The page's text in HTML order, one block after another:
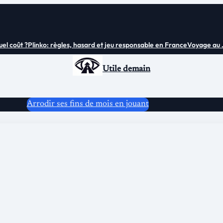
?Plinko: règles, hasard et jeu responsable en FranceVoyage au
Utile demain
Arrodir ses fins de mois en jouant